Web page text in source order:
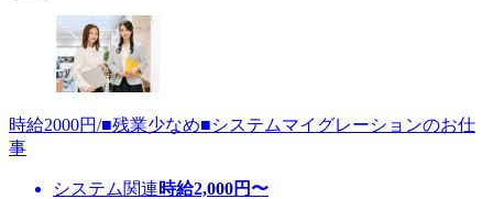
時給2000円/■残業少なめ■システムマイグレーションのお仕
事
システム関連時給2,000円〜